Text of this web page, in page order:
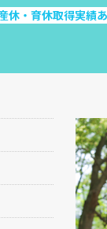
休・育休取得実績